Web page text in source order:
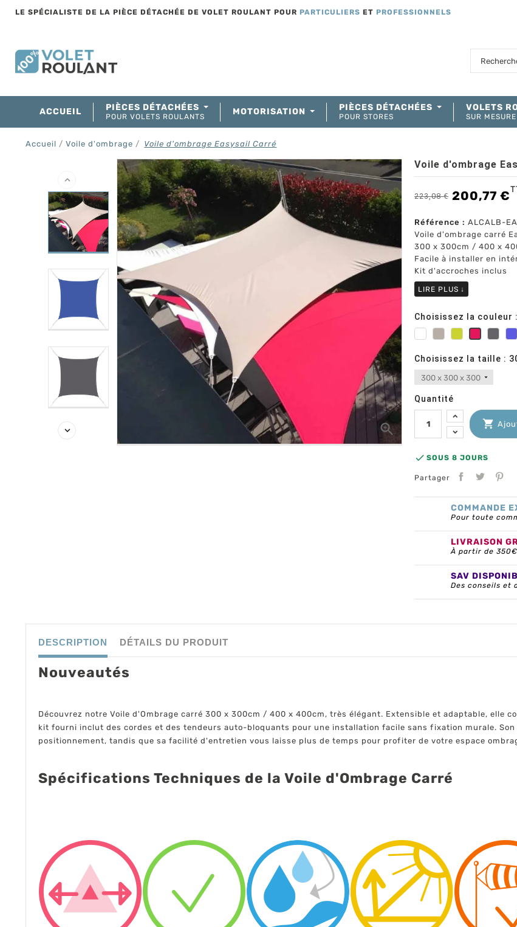
LE SPÉCIALISTE DE LA PIÈCE DÉTACHÉE DE VOLET ROULANT POUR PARTICULIERS ET PROFESSIONNELS
ACCUEIL PIÈCES DÉTACHÉES
POUR VOLETS ROULANTS MOTORISATION PIÈCES DÉTACHÉES
POUR STORES
VOLETS
SUR MESURE
Accueil Voile d'ombrage Voile d'ombrage Easysail Carré



Voile d'ombrage
223,08 € 200,77 €
Référence : ALCALB-
Voile d'ombrage carré
300 x 300cm / 400 x
Facile à installer en
Kit d'accroches inclus
LIRE PLUS ↓
Choisissez la couleur
BlancTaupeVert
anis
Choisissez la taille :
Quantité

 SOUS 8 JOURS
Partager
COMMANDE
Pour toute
LIVRAISON
À partir de
SAV
Des conseils et
DESCRIPTION DÉTAILS DU PRODUIT
Nouveautés
Découvrez notre Voile d'Ombrage carré 300 x 300cm / 400 x 400cm, très élégant. Extensible et adaptable, elle
kit fourni inclut des cordes et des tendeurs auto-bloquants pour une installation facile sans fixation murale.
positionnement, tandis que sa facilité d'entretien vous laisse plus de temps pour profiter de votre espace
Spécifications Techniques de la Voile d'Ombrage Carré